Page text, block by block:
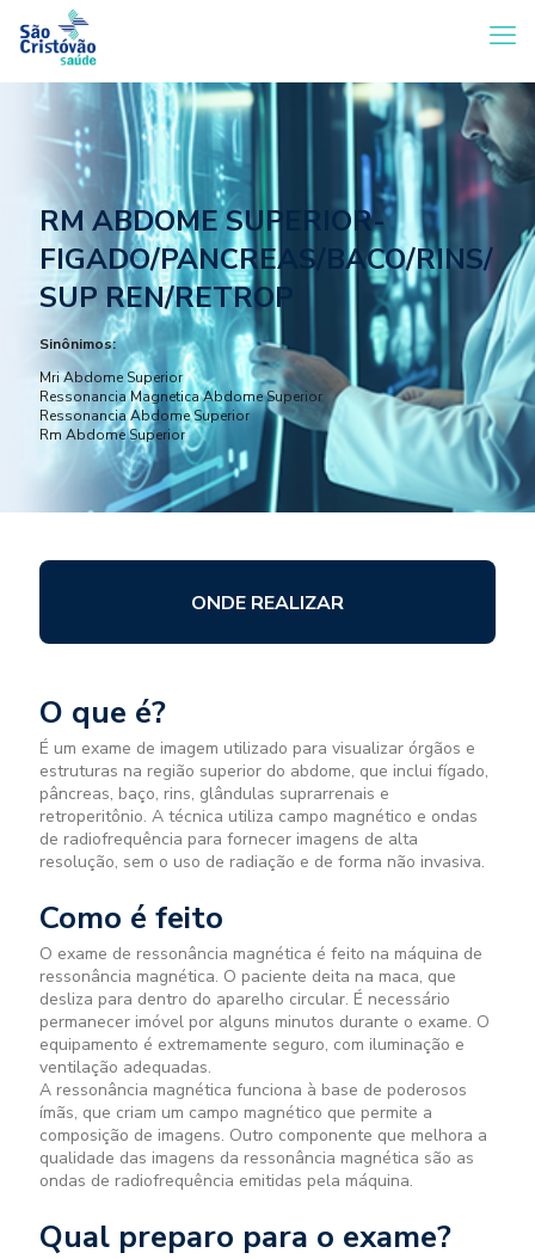
RM ABDOME SUPERIOR-
FIGADO/PANCREAS/BACO/RINS/
SUP REN/RETROP
Sinônimos:
Mri Abdome Superior
Ressonancia Magnetica Abdome Superior
Ressonancia Abdome Superior
Rm Abdome Superior
ONDE REALIZAR
O que é?
É um exame de imagem utilizado para visualizar órgãos e
estruturas na região superior do abdome, que inclui fígado,
pâncreas, baço, rins, glândulas suprarrenais e
retroperitônio. A técnica utiliza campo magnético e ondas
de radiofrequência para fornecer imagens de alta
resolução, sem o uso de radiação e de forma não invasiva.
Como é feito
O exame de ressonância magnética é feito na máquina de
ressonância magnética. O paciente deita na maca, que
desliza para dentro do aparelho circular. É necessário
permanecer imóvel por alguns minutos durante o exame. O
equipamento é extremamente seguro, com iluminação e
ventilação adequadas.
A ressonância magnética funciona à base de poderosos
ímãs, que criam um campo magnético que permite a
composição de imagens. Outro componente que melhora a
qualidade das imagens da ressonância magnética são as
ondas de radiofrequência emitidas pela máquina.
Qual preparo para o exame?